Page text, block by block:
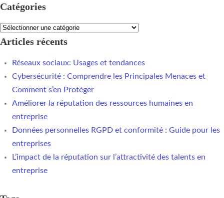
Catégories
Articles récents
Réseaux sociaux: Usages et tendances
Cybersécurité : Comprendre les Principales Menaces et
Comment s’en Protéger
Améliorer la réputation des ressources humaines en
entreprise
Données personnelles RGPD et conformité : Guide pour les
entreprises
L’impact de la réputation sur l’attractivité des talents en
entreprise